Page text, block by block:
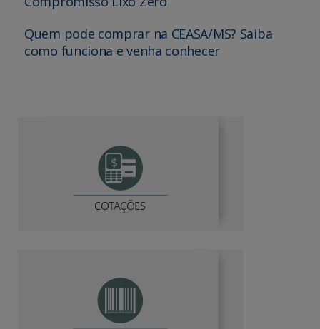
Quem pode comprar na CEASA/MS? Saiba
como funciona e venha conhecer